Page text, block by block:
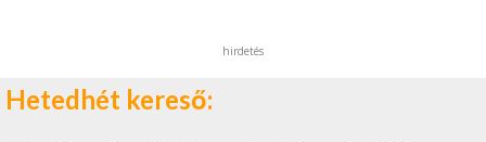
hirdetés
Hetedhét kereső: